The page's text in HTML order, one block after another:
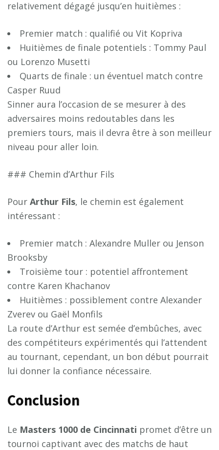
relativement dégagé jusqu’en huitièmes :
Premier match : qualifié ou Vit Kopriva
Huitièmes de finale potentiels : Tommy Paul
ou Lorenzo Musetti
Quarts de finale : un éventuel match contre
Casper Ruud
Sinner aura l’occasion de se mesurer à des
adversaires moins redoutables dans les
premiers tours, mais il devra être à son meilleur
niveau pour aller loin.
### Chemin d’Arthur Fils
Pour Arthur Fils, le chemin est également
intéressant :
Premier match : Alexandre Muller ou Jenson
Brooksby
Troisième tour : potentiel affrontement
contre Karen Khachanov
Huitièmes : possiblement contre Alexander
Zverev ou Gaël Monfils
La route d’Arthur est semée d’embûches, avec
des compétiteurs expérimentés qui l’attendent
au tournant, cependant, un bon début pourrait
lui donner la confiance nécessaire.
Conclusion
Le Masters 1000 de Cincinnati promet d’être un
tournoi captivant avec des matchs de haut